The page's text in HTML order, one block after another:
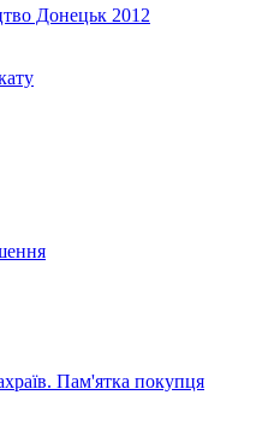
Донецьк 2012
Пам'ятка покупця